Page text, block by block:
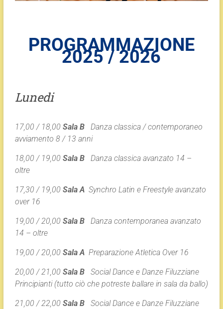
PROGRAMMAZIONE
2025 / 2026
Lunedi
17,00 / 18,00 Sala BDanza classica / contemporaneo
avviamento 8 / 13 anni
18,00 / 19,00 Sala BDanza classica avanzato 14 –
oltre
17,30 / 19,00 Sala ASynchro Latin e Freestyle avanzato
over 16
19,00 / 20,00 Sala BDanza contemporanea avanzato
14 – oltre
19,00 / 20,00 Sala APreparazione Atletica Over 16
20,00 / 21,00 Sala BSocial Dance e Danze Filuzziane
Principianti (tutto ciò che potreste ballare in sala da ballo)
21,00 / 22,00 Sala BSocial Dance e Danze Filuzziane